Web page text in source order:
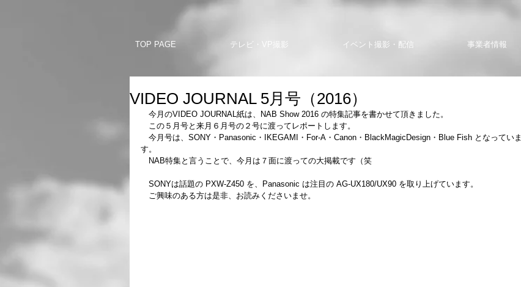
TOP PAGE テレビ・VP撮影 イベント撮影・配信 事業者情報
VIDEO JOURNAL 5月号（2016）
今月のVIDEO JOURNAL紙は、NAB Show 2016 の特集記事を書かせて頂きました。
この５月号と来月６月号の２号に渡ってレポートします。
今月号は、SONY・Panasonic・IKEGAMI・For-A・Canon・BlackMagicDesign・Blue Fish となっていま
す。
NAB特集と言うことで、今月は７面に渡っての大掲載です（笑
SONYは話題の PXW-Z450 を、Panasonic は注目の AG-UX180/UX90 を取り上げています。
ご興味のある方は是非、お読みくださいませ。